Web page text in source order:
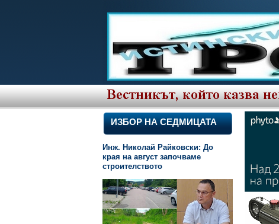
ИЗБОР НА СЕДМИЦАТА
Инж. Николай Райковски: До
края на август започваме
строителството